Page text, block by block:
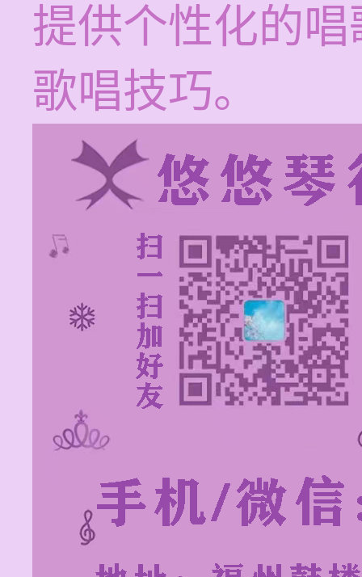
提供个性化的
歌唱技巧。